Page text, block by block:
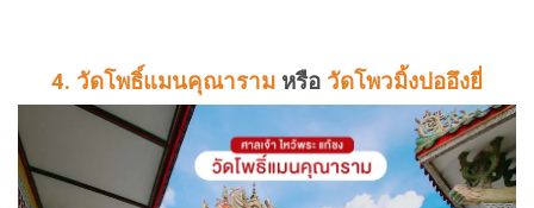
4. วัดโพธิ์แมนคุณาราม หรือ วัดโพวมิ้งปออึงยี่